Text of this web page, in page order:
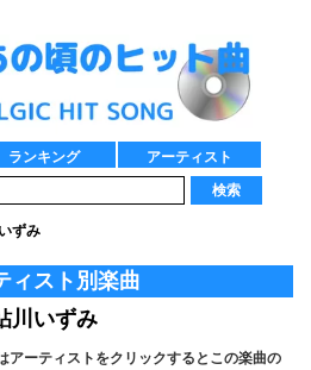
ランキング
アーティスト
検索
ずみ
ィスト別楽曲
川いずみ
アーティストをクリックするとこの楽曲の